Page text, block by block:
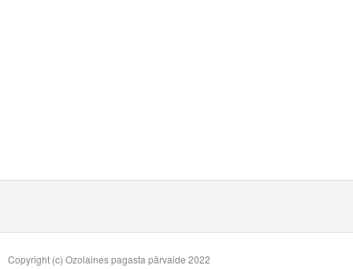
Copyright (c) Ozolaines pagasta pārvalde 2022